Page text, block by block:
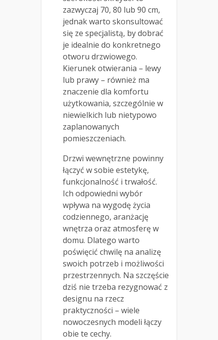
zazwyczaj 70, 80 lub 90 cm,
jednak warto skonsultować
się ze specjalistą, by dobrać
je idealnie do konkretnego
otworu drzwiowego.
Kierunek otwierania – lewy
lub prawy – również ma
znaczenie dla komfortu
użytkowania, szczególnie w
niewielkich lub nietypowo
zaplanowanych
pomieszczeniach.
Drzwi wewnętrzne powinny
łączyć w sobie estetykę,
funkcjonalność i trwałość.
Ich odpowiedni wybór
wpływa na wygodę życia
codziennego, aranżację
wnętrza oraz atmosferę w
domu. Dlatego warto
poświęcić chwilę na analizę
swoich potrzeb i możliwości
przestrzennych. Na szczęście
dziś nie trzeba rezygnować z
designu na rzecz
praktyczności – wiele
nowoczesnych modeli łączy
obie te cechy.